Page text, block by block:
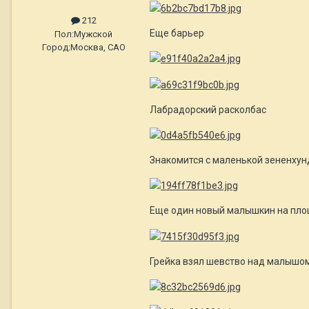
212
Пол:Мужской
Город:Москва, САО
Еще барьер
Лабрадорский расколбас
Знакомится с маленькой
Еще один новый малышкин на
Грейка взял шевство над